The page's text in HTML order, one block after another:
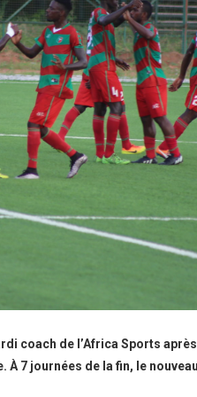
coach de l’Africa Sports
7 journées de la fin, le